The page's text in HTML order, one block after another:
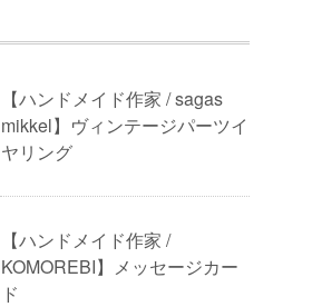
【ハンドメイド作家 / sagas
mikkel】ヴィンテージパーツイ
ヤリング
【ハンドメイド作家 /
KOMOREBI】メッセージカー
ド